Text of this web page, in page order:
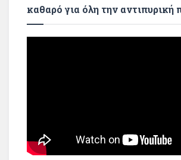
καθαρό για όλη την αντιπυρική